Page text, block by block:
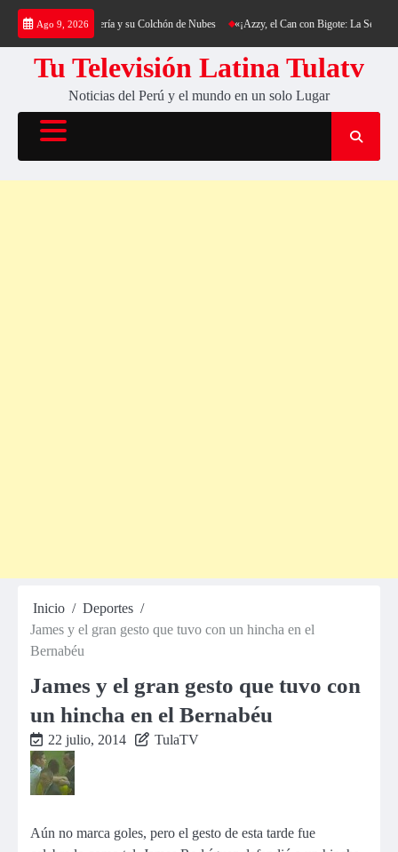
Saltar
contenido
Ago 9, 2026
al Cerro Cantería y su Colchón de Nubes «¡Azzy, el Can con Bigote: La Sensación
Tu Televisión Latina Tulatv
Noticias del Perú y el mundo en un solo Lugar
Inicio
Deportes
James y el gran gesto que tuvo con un hincha en el
Bernabéu
James y el gran gesto que tuvo con
un hincha en el Bernabéu
22 julio, 2014 TulaTV
Aún no marca goles, pero el gesto de esta tarde fue